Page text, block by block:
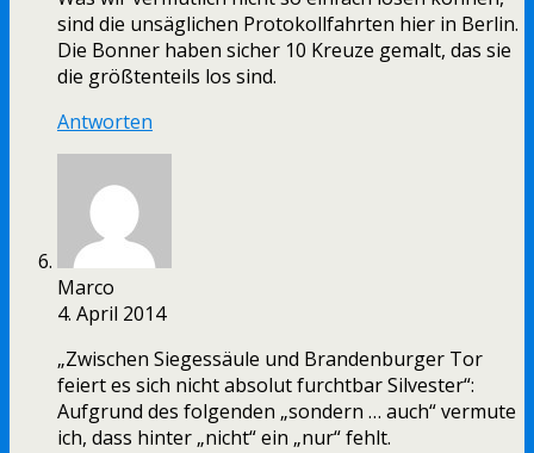
sind die unsäglichen Protokollfahrten hier in Berlin.
Die Bonner haben sicher 10 Kreuze gemalt, das sie
die größtenteils los sind.
Antworten
Marco
4. April 2014
„Zwischen Siegessäule und Brandenburger Tor
feiert es sich nicht absolut furchtbar Silvester“:
Aufgrund des folgenden „sondern … auch“ vermute
ich, dass hinter „nicht“ ein „nur“ fehlt.